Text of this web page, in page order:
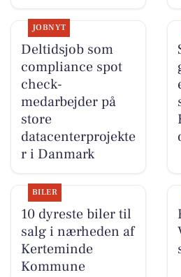
JOBNYT
Deltidsjob som
compliance spot
check-
medarbejder på
store
datacenterprojekte
r i Danmark
BILER
10 dyreste biler til
salg i nærheden af
Kerteminde
Kommune